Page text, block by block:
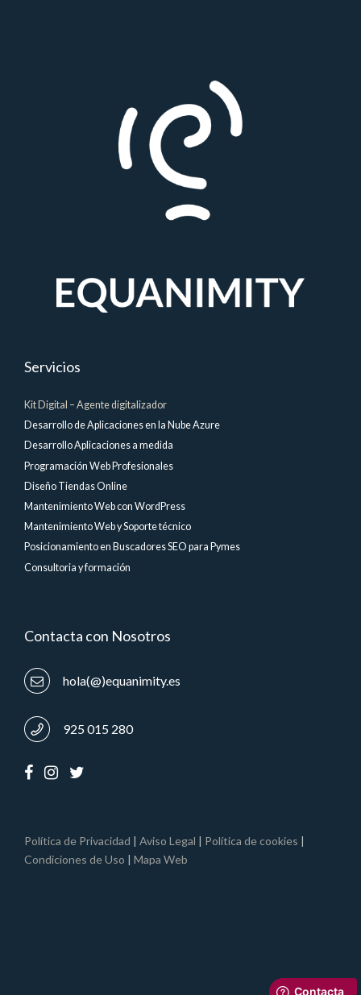
Servicios
Kit Digital – Agente digitalizador
Desarrollo de Aplicaciones en la Nube Azure
Desarrollo Aplicaciones a medida
Programación Web Profesionales
Diseño Tiendas Online
Mantenimiento Web con WordPress
Mantenimiento Web y Soporte técnico
Posicionamiento en Buscadores SEO para Pymes
Consultoria y formación
Contacta con Nosotros
hola(@)equanimity.es
925 015 280
Política de Privacidad | Aviso Legal | Política de cookies |
Condiciones de Uso | Mapa Web